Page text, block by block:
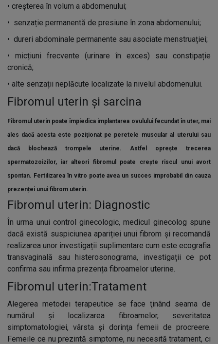
• creșterea în volum a abdomenului;
• senzație permanentă de presiune în zona abdomenului;
• dureri abdominale permanente sau asociate menstruației;
•
micțiuni frecvente (urinare în exces) sau constipație
cronică;
• alte senzații neplăcute localizate la nivelul abdomenului.
Fibromul uterin și sarcina
Fibromul uterin poate împiedica implantarea ovulului fecundat în uter, mai
ales dacă acesta este poziționat pe peretele muscular al uterului sau
dacă blochează trompele uterine. Astfel oprește trecerea
spermatozoizilor, iar alteori fibromul poate crește riscul unui avort
spontan. Fertilizarea în vitro poate avea un succes improbabil din cauza
prezenței unui fibrom uterin.
Fibromul uterin: Diagnostic
În urma unui control ginecologic, medicul ginecolog spune
dacă există suspiciunea apariției unui fibrom și recomandă
realizarea unor investigații suplimentare cum este ecografia
transvaginală sau histerosonograma, investigații ce pot
confirma sau infirma prezența fibroamelor uterine.
Fibromul uterin:Tratament
Alegerea metodei terapeutice se face ţinând seama de
numărul și localizarea fibroamelor, severitatea
simptomatologiei, vârsta și dorinţa femeii de procreere.
Femeile ce nu prezintă simptome, nu necesită tratament, ci